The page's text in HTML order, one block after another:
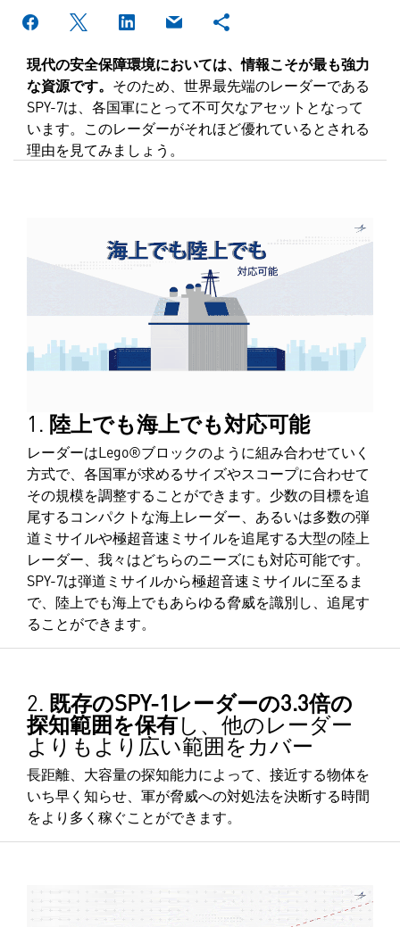
現代の安全保障環境においては、情報こそが最も強力
な資源です。 そのため、世界最先端のレーダーである
SPY-7は、各国軍にとって不可欠なアセットとなって
います。このレーダーがそれほど優れているとされる
理由を見てみましょう。
1. 陸上でも海上でも対応可能
レーダーはLego®ブロックのように組み合わせていく
方式で、各国軍が求めるサイズやスコープに合わせて
その規模を調整することができます。少数の目標を追
尾するコンパクトな海上レーダー、あるいは多数の弾
道ミサイルや極超音速ミサイルを追尾する大型の陸上
レーダー、我々はどちらのニーズにも対応可能です。
SPY-7は弾道ミサイルから極超音速ミサイルに至るま
で、陸上でも海上でもあらゆる脅威を識別し、追尾す
ることができます。
2. 既存のSPY-1レーダーの3.3倍の
探知範囲を保有し、他のレーダー
よりもより広い範囲をカバー
長距離、大容量の探知能力によって、接近する物体を
いち早く知らせ、軍が脅威への対処法を決断する時間
をより多く稼ぐことができます。